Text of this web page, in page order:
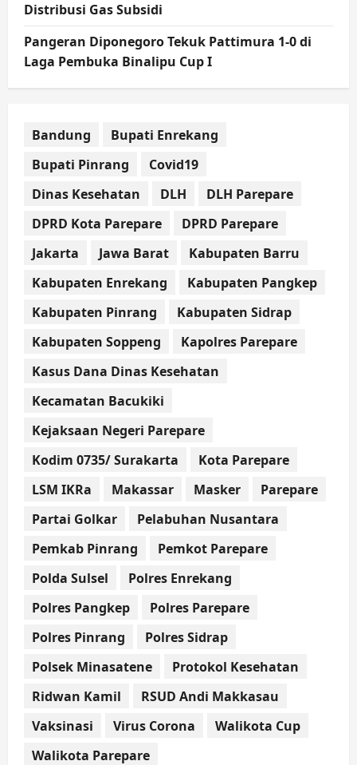
Distribusi Gas Subsidi
Pangeran Diponegoro Tekuk Pattimura 1-0 di
Laga Pembuka Binalipu Cup I
Bandung
Bupati Enrekang
Bupati Pinrang
Covid19
Dinas Kesehatan
DLH
DLH Parepare
DPRD Kota Parepare
DPRD Parepare
Jakarta
Jawa Barat
Kabupaten Barru
Kabupaten Enrekang
Kabupaten Pangkep
Kabupaten Pinrang
Kabupaten Sidrap
Kabupaten Soppeng
Kapolres Parepare
Kasus Dana Dinas Kesehatan
Kecamatan Bacukiki
Kejaksaan Negeri Parepare
Kodim 0735/ Surakarta
Kota Parepare
LSM IKRa
Makassar Masker
Parepare
Partai Golkar
Pelabuhan Nusantara
Pemkab Pinrang
Pemkot Parepare
Polda Sulsel
Polres Enrekang
Polres Pangkep
Polres Parepare
Polres Pinrang
Polres Sidrap
Polsek Minasatene
Protokol Kesehatan
Ridwan Kamil
RSUD Andi Makkasau
Vaksinasi
Virus Corona
Walikota Cup
Walikota Parepare